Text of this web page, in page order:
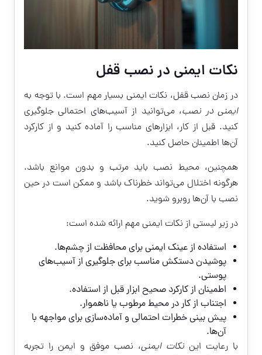
نکات ایمنی در نصب قفل
در زمان نصب قفل، نکات ایمنی بسیار مهم است. با توجه به
ایمنی در نصب، می‌توانید از آسیب‌های احتمالی جلوگیری
کنید. قبل از کار، ابزارهای مناسب را آماده کنید و از کارکرد
آن‌ها اطمینان حاصل کنید.
همچنین، محیط نصب باید مرتب و بدون موانع باشد.
هرگونه اختلال می‌تواند خطرناک باشد و ممکن است در حین
نصب با آن‌ها روبرو شوید.
در زیر لیستی از نکات ایمنی مهم ارائه شده است:
استفاده از عینک ایمنی برای محافظت از چشم‌ها.
پوشیدن دستکش مناسب برای جلوگیری از آسیب‌های
پوستی.
اطمینان از کارکرد صحیح ابزار قبل از استفاده.
اجتناب از کار در محیط مرطوب یا ناهموار.
پیش بینی خطرات احتمالی و آماده‌سازی برای مواجهه با
آن‌ها.
با رعایت ایننکات ایمنی، نصب موفق و ایمن را تجربه